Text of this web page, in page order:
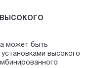
ВЫСОКОГО
может быть
высокого